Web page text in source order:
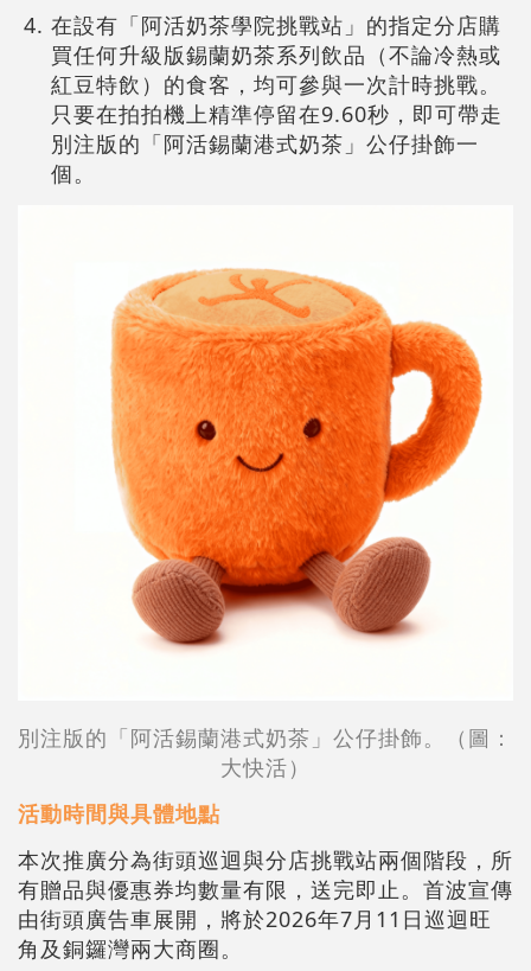
在設有「阿活奶茶學院挑戰站」的指定分店購
買任何升級版錫蘭奶茶系列飲品（不論冷熱或
紅豆特飲）的食客，均可參與一次計時挑戰。
只要在拍拍機上精準停留在9.60秒，即可帶走
別注版的「阿活錫蘭港式奶茶」公仔掛飾一
個。
別注版的「阿活錫蘭港式奶茶」公仔掛飾。（圖：
大快活）
活動時間與具體地點
本次推廣分為街頭巡迴與分店挑戰站兩個階段，所
有贈品與優惠券均數量有限，送完即止。首波宣傳
由街頭廣告車展開，將於2026年7月11日巡迴旺
角及銅鑼灣兩大商圈。